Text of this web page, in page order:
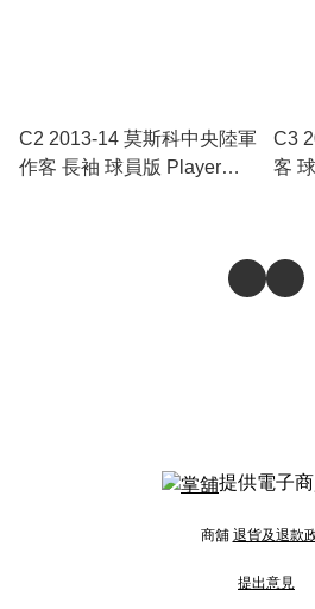
C2 2013-14 莫斯科中央陸軍
作客 長袖 球員版 Player
C3
客
提供電子
商舖 退貨及退款
提出意見